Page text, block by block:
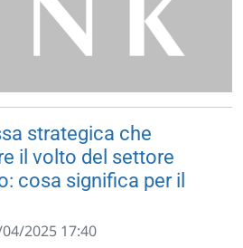
strategica che
il volto del settore
cosa significa per il
2025 17:40